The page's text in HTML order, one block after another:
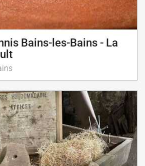
Bains-les-Bains - La